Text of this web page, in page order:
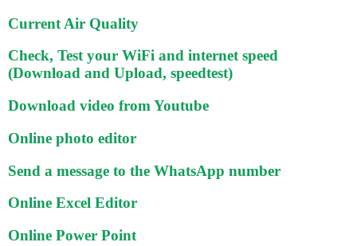
Current Air Quality
Check, Test your WiFi and internet speed
(Download and Upload, speedtest)
Download video from Youtube
Online photo editor
Send a message to the WhatsApp number
Online Excel Editor
Online Power Point